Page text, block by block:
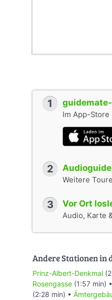
1
Im App-
2
Weitere
3 Vor Ort
Audio, Karte
Andere Stationen in
Prinz-Albert-Denkmal
Rosengasse (1:57 min) •
(2:28 min) •